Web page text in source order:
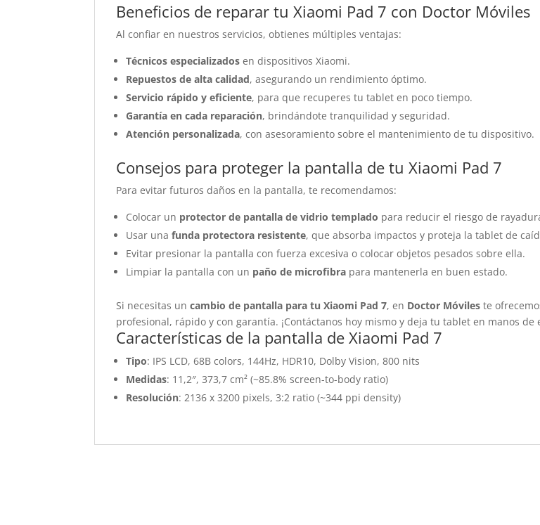
Beneficios de reparar tu Xiaomi Pad 7 con Doctor Móviles
Al confiar en nuestros servicios, obtienes múltiples ventajas:
Técnicos especializados en dispositivos Xiaomi.
Repuestos de alta calidad, asegurando un rendimiento óptimo.
Servicio rápido y eficiente, para que recuperes tu tablet en poco tiempo.
Garantía en cada reparación, brindándote tranquilidad y seguridad.
Atención personalizada, con asesoramiento sobre el mantenimiento de tu dispositivo.
Consejos para proteger la pantalla de tu Xiaomi Pad 7
Para evitar futuros daños en la pantalla, te recomendamos:
Colocar un protector de pantalla de vidrio templado para reducir el riesgo de
Usar unafunda protectora resistente, que absorba impactos y proteja la tablet de
Evitar presionar la pantalla con fuerza excesiva o colocar objetos pesados sobre ella.
Limpiar la pantalla con un paño de microfibra para mantenerla en buen estado.
Si necesitas uncambio de pantalla para tu Xiaomi Pad 7, en Doctor Móviles te
profesional, rápido y con garantía. ¡Contáctanos hoy mismo y deja tu tablet en manos de
Características de la pantalla de Xiaomi Pad 7
Tipo: IPS LCD, 68B colors, 144Hz, HDR10, Dolby Vision, 800 nits
Medidas: 11,2″, 373,7 cm² (~85.8% screen-to-body ratio)
Resolución: 2136 x 3200 pixels, 3:2 ratio (~344 ppi density)